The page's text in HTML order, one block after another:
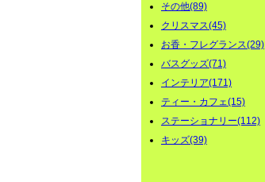
その他(89)
クリスマス(45)
お香・フレグランス(29)
バスグッズ(71)
インテリア(171)
ティー・カフェ(15)
ステーショナリー(112)
キッズ(39)